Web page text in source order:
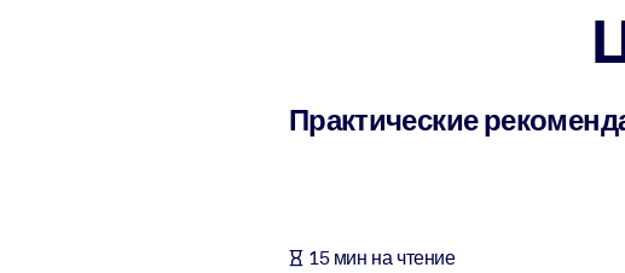
Для корпоративных библиотек
Обогатите корпоративную библиотеку надежными и готовыми к
Используйте надежные структурированные знания для улучшения
Практические
15 мин на чтение